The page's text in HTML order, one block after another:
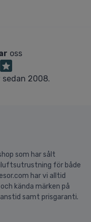
oss
sedan 2008.
som har sålt
för både
har vi alltid
kända märken på
samt prisgaranti.